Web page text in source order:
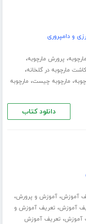
و دامپروری
، پرورش مارچوبه،
کاشت مارچوبه در گلخانه،
، مارچوبه چیست، مارچوبه
دانلود کتاب
آموزش،آموزش و پرورش،
، تعریف آموزش و
آموزش، تعریف آموزش